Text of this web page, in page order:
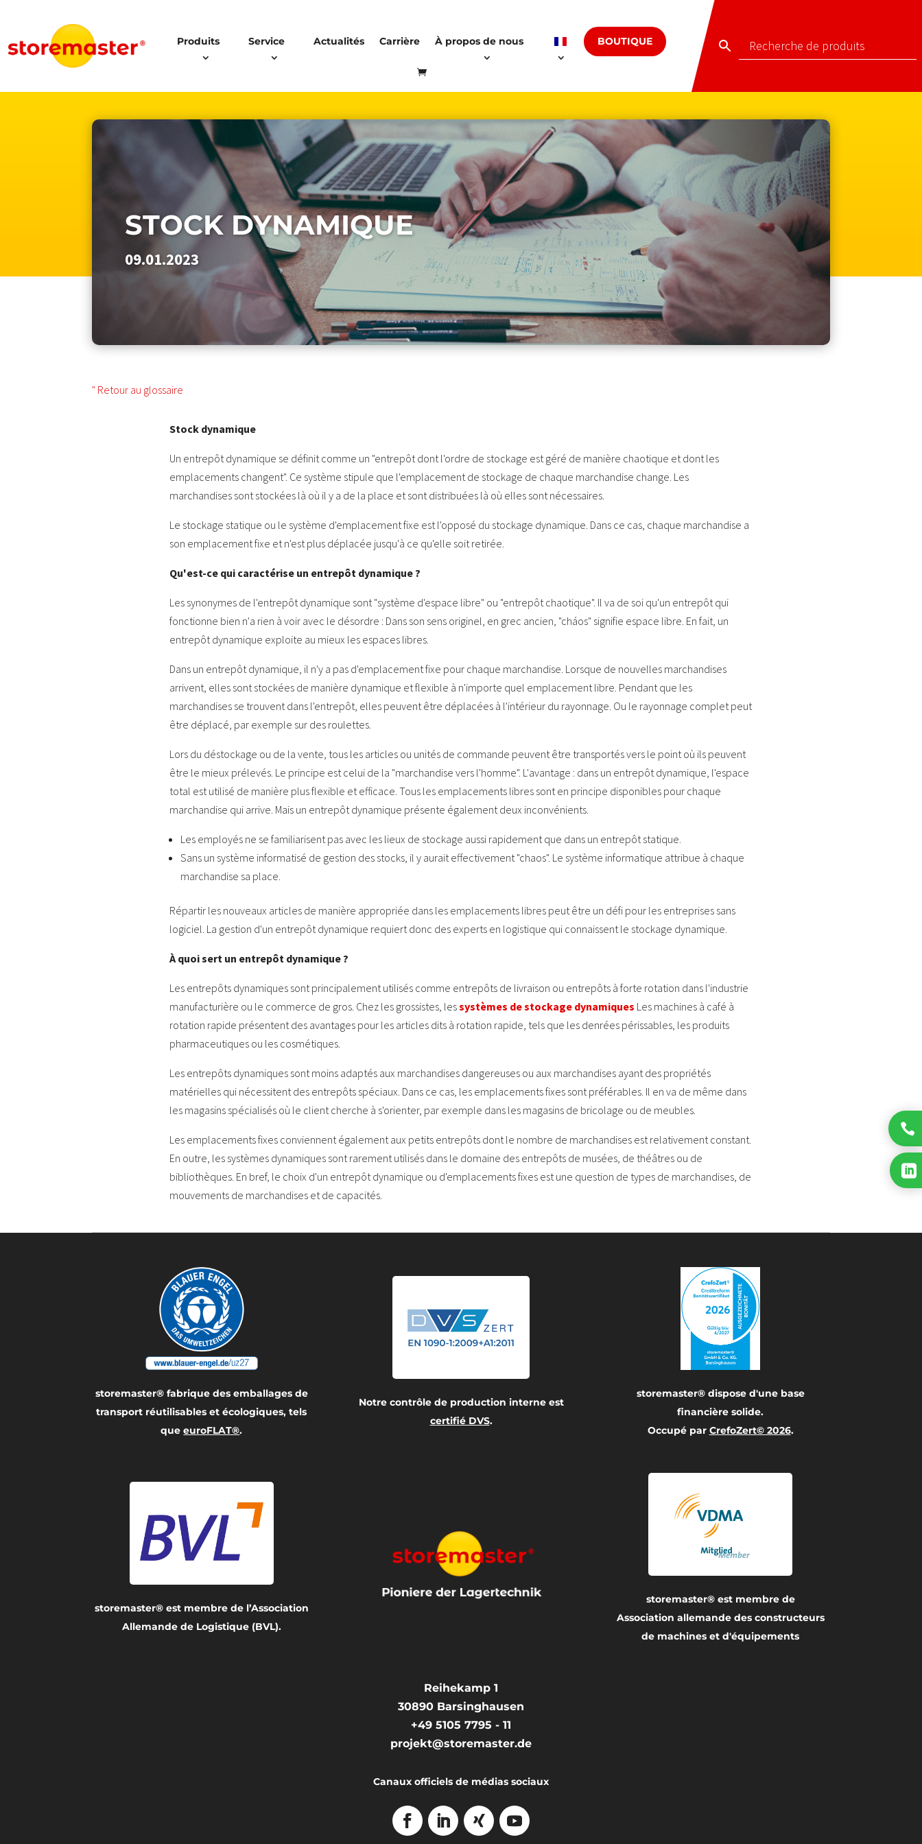
Produits Service Actualités Carrière À propos de nous BOUTIQUE
STOCK DYNAMIQUE
09.01.2023
" Retour au glossaire
Stock dynamique
Un entrepôt dynamique se définit comme un "entrepôt dont l'ordre de stockage est géré de manière chaotique et dont les
emplacements changent". Ce système stipule que l'emplacement de stockage de chaque marchandise change. Les
marchandises sont stockées là où il y a de la place et sont distribuées là où elles sont nécessaires.
Le stockage statique ou le système d'emplacement fixe est l'opposé du stockage dynamique. Dans ce cas, chaque marchandise a
son emplacement fixe et n'est plus déplacée jusqu'à ce qu'elle soit retirée.
Qu'est-ce qui caractérise un entrepôt dynamique ?
Les synonymes de l'entrepôt dynamique sont "système d'espace libre" ou "entrepôt chaotique". Il va de soi qu'un entrepôt qui
fonctionne bien n'a rien à voir avec le désordre : Dans son sens originel, en grec ancien, "cháos" signifie espace libre. En fait, un
entrepôt dynamique exploite au mieux les espaces libres.
Dans un entrepôt dynamique, il n'y a pas d'emplacement fixe pour chaque marchandise. Lorsque de nouvelles marchandises
arrivent, elles sont stockées de manière dynamique et flexible à n'importe quel emplacement libre. Pendant que les
marchandises se trouvent dans l'entrepôt, elles peuvent être déplacées à l'intérieur du rayonnage. Ou le rayonnage complet peut
être déplacé, par exemple sur des roulettes.
Lors du déstockage ou de la vente, tous les articles ou unités de commande peuvent être transportés vers le point où ils peuvent
être le mieux prélevés. Le principe est celui de la "marchandise vers l'homme". L'avantage : dans un entrepôt dynamique, l'espace
total est utilisé de manière plus flexible et efficace. Tous les emplacements libres sont en principe disponibles pour chaque
marchandise qui arrive. Mais un entrepôt dynamique présente également deux inconvénients.
Les employés ne se familiarisent pas avec les lieux de stockage aussi rapidement que dans un entrepôt statique.
Sans un système informatisé de gestion des stocks, il y aurait effectivement "chaos". Le système informatique attribue à chaque
marchandise sa place.
Répartir les nouveaux articles de manière appropriée dans les emplacements libres peut être un défi pour les entreprises sans
logiciel. La gestion d'un entrepôt dynamique requiert donc des experts en logistique qui connaissent le stockage dynamique.
À quoi sert un entrepôt dynamique ?
Les entrepôts dynamiques sont principalement utilisés comme entrepôts de livraison ou entrepôts à forte rotation dans l'industrie
manufacturière ou le commerce de gros. Chez les grossistes, lessystèmes de stockage dynamiques Les machines à café à
rotation rapide présentent des avantages pour les articles dits à rotation rapide, tels que les denrées périssables, les produits
pharmaceutiques ou les cosmétiques.
Les entrepôts dynamiques sont moins adaptés aux marchandises dangereuses ou aux marchandises ayant des propriétés
matérielles qui nécessitent des entrepôts spéciaux. Dans ce cas, les emplacements fixes sont préférables. Il en va de même dans
les magasins spécialisés où le client cherche à s'orienter, par exemple dans les magasins de bricolage ou de meubles.
Les emplacements fixes conviennent également aux petits entrepôts dont le nombre de marchandises est relativement constant.
En outre, les systèmes dynamiques sont rarement utilisés dans le domaine des entrepôts de musées, de théâtres ou de
bibliothèques. En bref, le choix d'un entrepôt dynamique ou d'emplacements fixes est une question de types de marchandises, de
mouvements de marchandises et de capacités.
storemaster® fabrique des emballages de
transport réutilisables et écologiques, tels
queeuroFLAT®.
Notre contrôle de production interne est
certifié DVS.
storemaster® dispose d'une base
financière solide.
Occupé par CrefoZert© 2026.
storemaster® est membre de l’Association
Allemande de Logistique (BVL).
storemaster® est membre de
Association allemande des constructeurs
de machines et d'équipements
Reihekamp 1
30890 Barsinghausen
+49 5105 7795 - 11
projekt@storemaster.de
Canaux officiels de médias sociaux

